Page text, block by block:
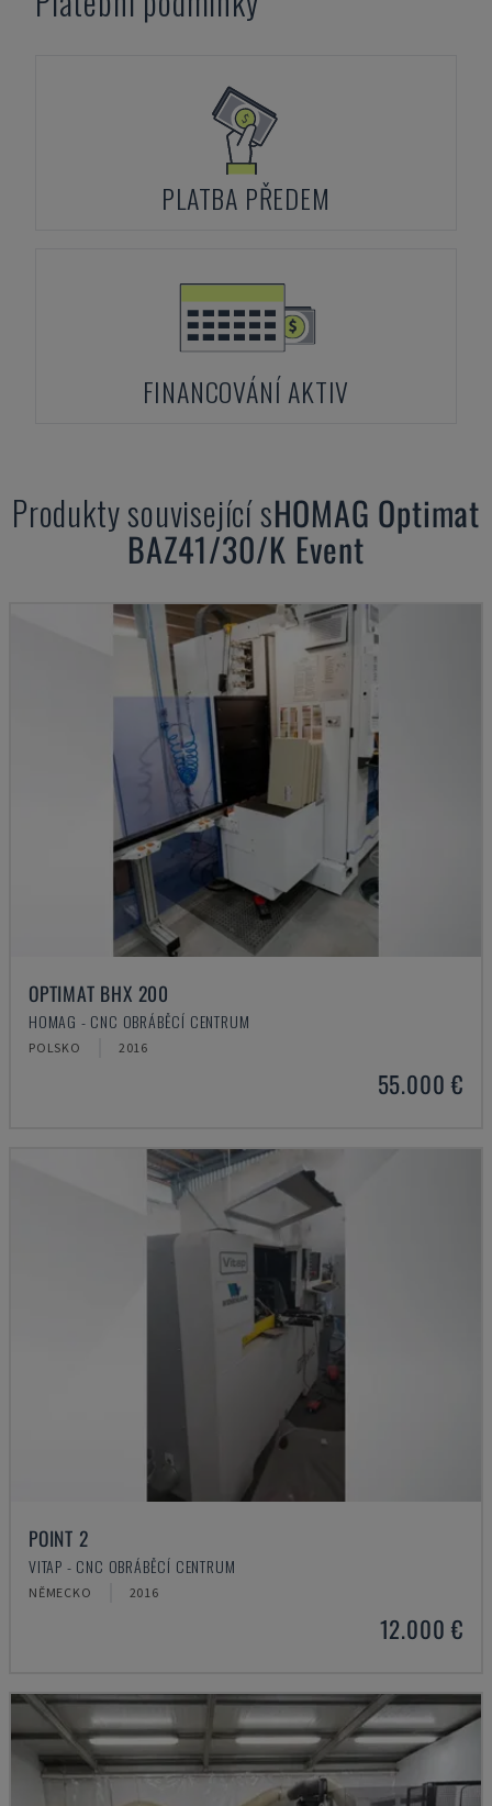
PLATBA PŘEDEM
FINANCOVÁNÍ AKTIV
Produkty související sHOMAG Optimat
BAZ41/30/K Event
OPTIMAT BHX 200
HOMAG - CNC OBRÁBĚCÍ CENTRUM
POLSKO 2016
55.000 €
POINT 2
VITAP - CNC OBRÁBĚCÍ CENTRUM
NĚMECKO 2016
12.000 €